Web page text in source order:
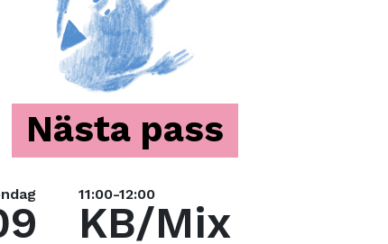
Nästa pass
11:00-12:00
KB/Mix